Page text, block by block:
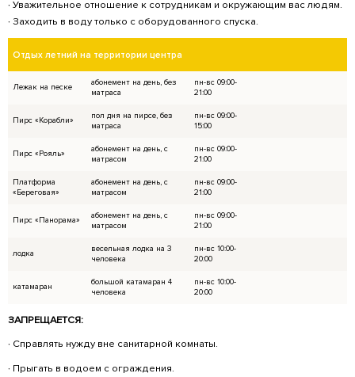
18. Запрещено нырять в воду с пирса и
предназначенных для этого.
19. Запрещено удерживать друг друга под
20. Запрещено подплывать к лодкам,
21. Запрещено заходить без разрешения
другие огороженные площадки.
проигрывателей, в том числе телефонов на
запрещено.
23. Сотрудники в праве проводить гостя с